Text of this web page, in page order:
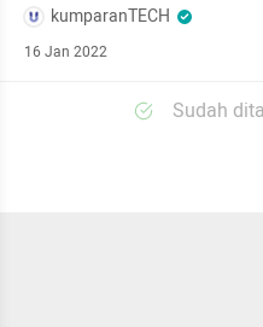
kumparanTECH
16 Jan 2022
Sudah